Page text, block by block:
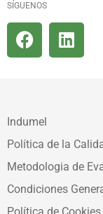
SÍGUENOS
Indumel
Política de la
Metodologia de
Condiciones